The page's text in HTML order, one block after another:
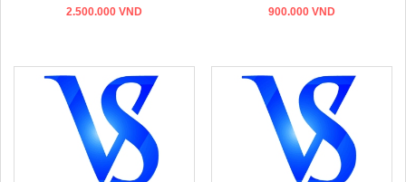
NHÁNH, VPĐD
2.500.000 VND
NHÁNH, VPĐD
900.000 VND